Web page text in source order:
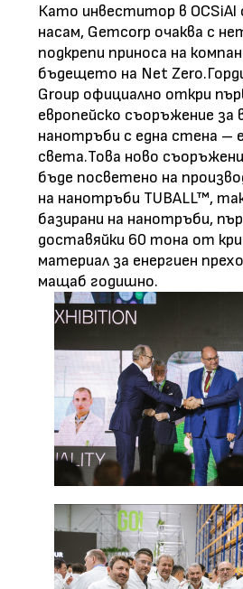
Като инвеститор в OCSiAl
насам, Gemcorp очаква с
подкрепи приноса на
бъдещето на Net
Group официално откри
европейско съоръжение за
нанотръби с една стена –
света.Това ново
бъде посветено на
на нанотръби TUBALL™,
базирани на нанотръби,
доставяйки 60 тона от
материал за енергиен
мащаб годишно.